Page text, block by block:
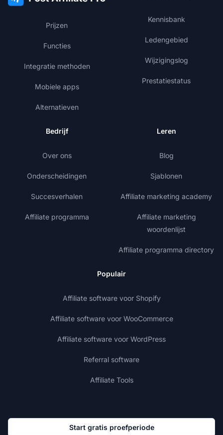
Prijzen
Functies
Integratie methoden
Mobiele apps
Alternatieven
Kennisbank
Ledengebied
Wijzigingslog
Prestatiestatus
Bedrijf
Over ons
Onderscheidingen
Succesverhalen
Affiliate programma
Leren
Blog
Sjablonen
Affiliate marketing academy
Affiliate marketing
woordenlijst
Affiliate programma directory
Populair
Affiliate software voor Shopify
Affiliate software voor WooCommerce
Affiliate software voor WordPress
Referral software
Affiliate Tools
Start gratis proefperiode